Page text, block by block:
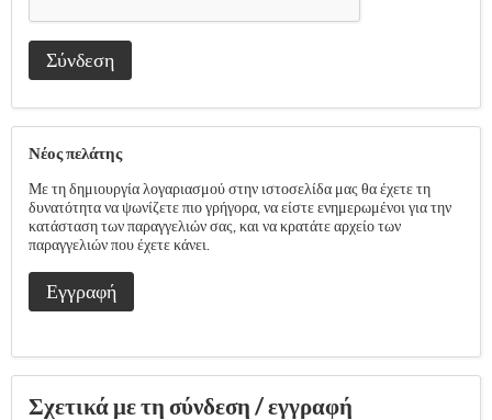
Σύνδεση
Νέος πελάτης
Με τη δημιουργία λογαριασμού στην ιστοσελίδα μας θα έχετε τη
δυνατότητα να ψωνίζετε πιο γρήγορα, να είστε ενημερωμένοι για την
κατάσταση των παραγγελιών σας, και να κρατάτε αρχείο των
παραγγελιών που έχετε κάνει.
Εγγραφή
Σχετικά με τη σύνδεση / εγγραφή